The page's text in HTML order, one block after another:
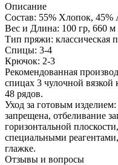
Описание
Состав: 55% Xлопок, 45%
Вес и Длина: 100 гр, 660 м
Тип пряжи: классическая
Спицы: 3-4
Крючок: 2-3
Рекомендованная
спицах 3 чулочной вязкой
48 рядов.
Уход за готовым
запрещена, отбеливание
горизонтальной
специальными
глажке.
Отзывы и вопросы